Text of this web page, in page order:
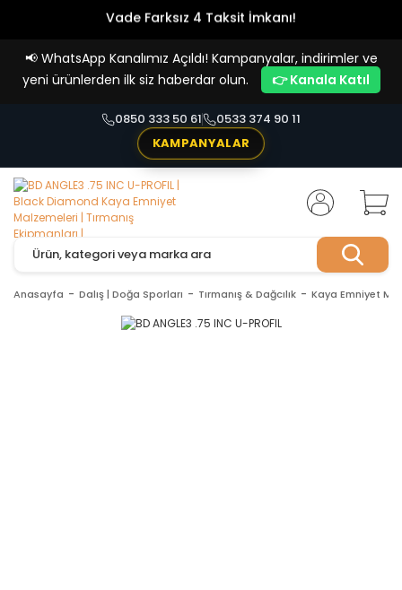
Vade Farksız 4 Taksit İmkanı!
📢 WhatsApp Kanalımız Açıldı! Kampanyalar, indirimler ve
yeni ürünlerden ilk siz haberdar olun.
👉 Kanala Katıl
0850 333 50 61
0533 374 90 11
KAMPANYALAR
Anasayfa Dalış | Doğa Sporları Tırmanış & Dağcılık Kaya Emniyet